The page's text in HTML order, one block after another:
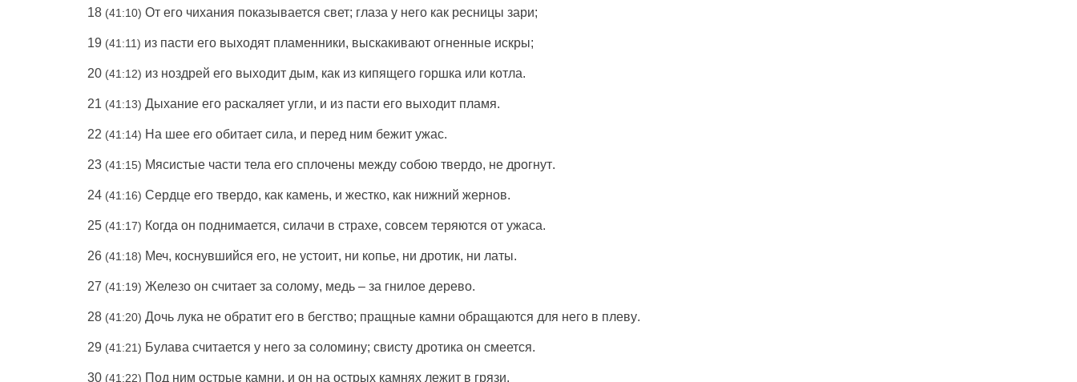
18 (41:10) От его чихания показывается свет; глаза у него как ресницы зари;
19 (41:11) из пасти его выходят пламенники, выскакивают огненные искры;
20 (41:12) из ноздрей его выходит дым, как из кипящего горшка или котла.
21 (41:13) Дыханиеего раскаляет угли, и из пасти его выходит пламя.
22 (41:14) На шееего обитает сила, и перед ним бежит ужас.
23 (41:15) Мясистые части тела его сплочены между собою твердо, не дрогнут.
24 (41:16) Сердцеего твердо, как камень, и жестко, как нижний жернов.
25 (41:17) Когда он поднимается, силачи в страхе, совсем теряются от ужаса.
26 (41:18) Меч, коснувшийся его, не устоит, ни копье, ни дротик, ни латы.
27 (41:19) Железоон считаетза солому, медь– за гнилое дерево.
28 (41:20) Дочь лука не обратитего в бегство; пращные камни обращаются для него в плеву.
29 (41:21) Булава считается у него за соломину; свисту дротика он смеется.
30 (41:22) Под ним острые камни, и он на острыхкамнях лежитв грязи.